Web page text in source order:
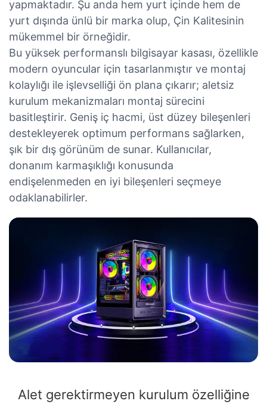
yapmaktadır. Şu anda hem yurt içinde hem de
yurt dışında ünlü bir marka olup, Çin Kalitesinin
mükemmel bir örneğidir.
Bu yüksek performanslı bilgisayar kasası, özellikle
modern oyuncular için tasarlanmıştır ve montaj
kolaylığı ile işlevselliği ön plana çıkarır; aletsiz
kurulum mekanizmaları montaj sürecini
basitleştirir. Geniş iç hacmi, üst düzey bileşenleri
destekleyerek optimum performans sağlarken,
şık bir dış görünüm de sunar. Kullanıcılar,
donanım karmaşıklığı konusunda
endişelenmeden en iyi bileşenleri seçmeye
odaklanabilirler.
Alet gerektirmeyen kurulum özelliğine